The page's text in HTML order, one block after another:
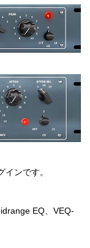
ンです。
EQ、VEQ-